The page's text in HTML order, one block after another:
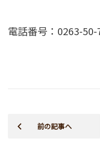
電話番号：0263-50-
前の記事へ